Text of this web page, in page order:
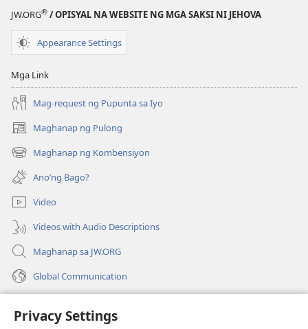
Privacy Settings
Maging
Activity
JW.ORG® / OPISYAL NA WEBSITE NG MGA SAKSI NI JEHOVA
Appearance Settings
Mga Link
Mag-request ng Pupunta sa Iyo
Maghanap ng Pulong
(may
bubukas
na
bagong
window)
Maghanap ng Kombensiyon
(may
bubukas
na
bagong
window)
Ano’ng Bago?
Video
Videos with Audio Descriptions
Maghanap sa JW.ORG
Global Communication